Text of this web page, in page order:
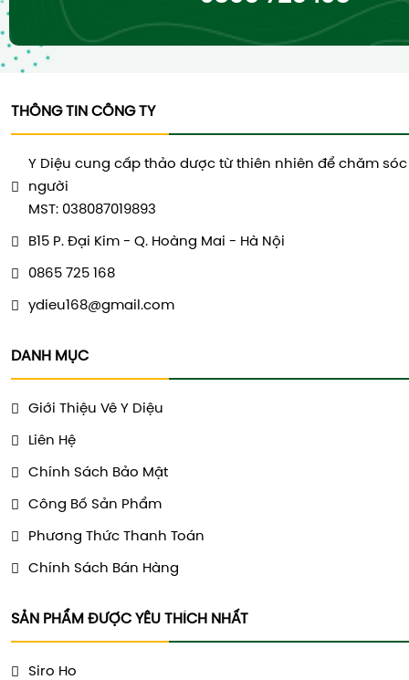
THÔNG TIN CÔNG TY
Y Diệu cung cấp thảo dược từ thiên nhiên để chăm
người
MST: 038087019893
B15 P. Đại Kim - Q. Hoàng Mai - Hà Nội
0865 725 168
ydieu168@gmail.com
DANH MỤC
Giới Thiệu Vê Y Diệu
Liên Hệ
Chính Sách Bảo Mật
Công Bố Sản Phẩm
Phương Thức Thanh Toán
Chính Sách Bán Hàng
SẢN PHẨM ĐƯỢC YÊU THÍCH NHẤT
Siro Ho